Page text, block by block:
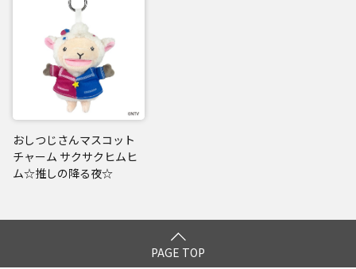
おしつじさんマスコット
チャーム サクサクヒムヒ
ム☆推しの降る夜☆
PAGE TOP